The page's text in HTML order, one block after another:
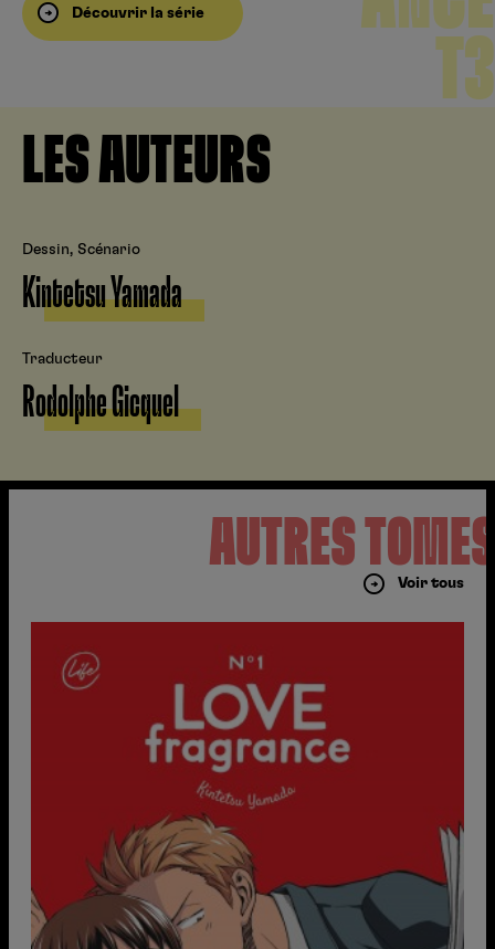
Découvrir la série
T3
LES AUTEURS
Dessin, Scénario
Kintetsu Yamada
Traducteur
Rodolphe Gicquel
AUTRES
Voir tous